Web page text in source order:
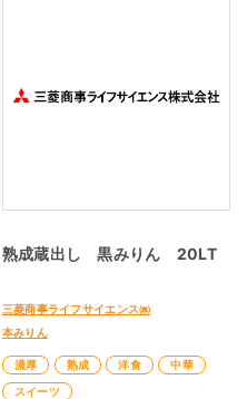
熟成蔵出し 黒みりん 20LT
三菱商事ライフサイエンス㈱
本みりん
濃厚 熟成 洋食
中華
スイーツ